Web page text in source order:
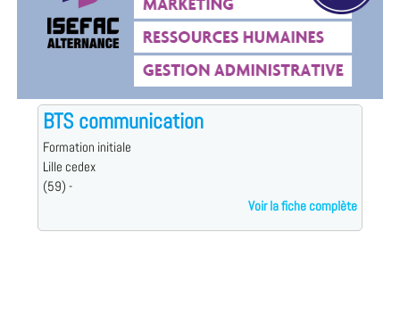
BTS communication
Formation initiale
Lille cedex
(59) -
Voir la fiche complète